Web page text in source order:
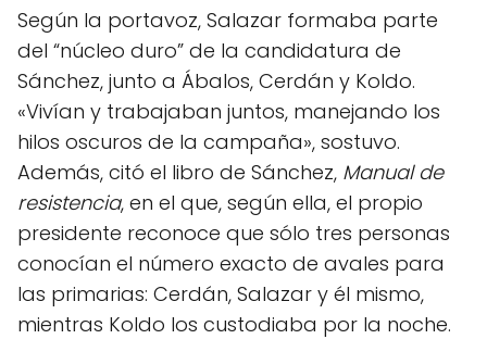
Según la portavoz, Salazar formaba parte
del “núcleo duro” de la candidatura de
Sánchez, junto a Ábalos, Cerdán y Koldo.
«Vivían y trabajaban juntos, manejando los
hilos oscuros de la campaña», sostuvo.
Además, citó el libro de Sánchez, Manual de
resistencia, en el que, según ella, el propio
presidente reconoce que sólo tres personas
conocían el número exacto de avales para
las primarias: Cerdán, Salazar y él mismo,
mientras Koldo los custodiaba por la noche.